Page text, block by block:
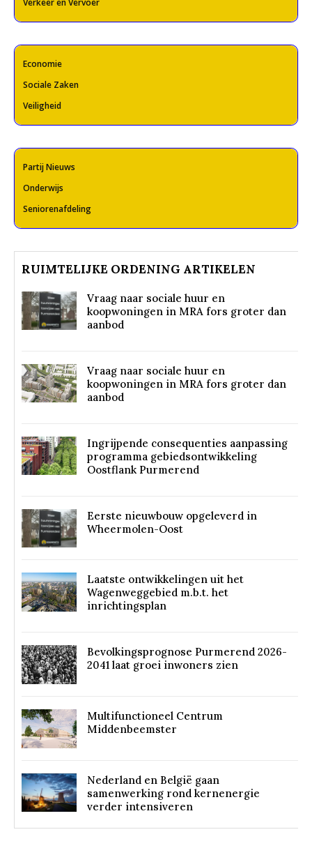
Economie
Sociale Zaken
Veiligheid
Partij Nieuws
Onderwijs
Seniorenafdeling
RUIMTELIJKE ORDENING ARTIKELEN
Vraag naar sociale huur en
koopwoningen in MRA fors groter dan
aanbod
Vraag naar sociale huur en
koopwoningen in MRA fors groter dan
aanbod
Ingrijpende consequenties aanpassing
programma gebiedsontwikkeling
Oostflank Purmerend
Eerste nieuwbouw opgeleverd in
Wheermolen-Oost
Laatste ontwikkelingen uit het
Wagenweggebied m.b.t. het
inrichtingsplan
Bevolkingsprognose Purmerend 2026-
2041 laat groei inwoners zien
Multifunctioneel Centrum
Middenbeemster
Nederland en België gaan
samenwerking rond kernenergie
verder intensiveren